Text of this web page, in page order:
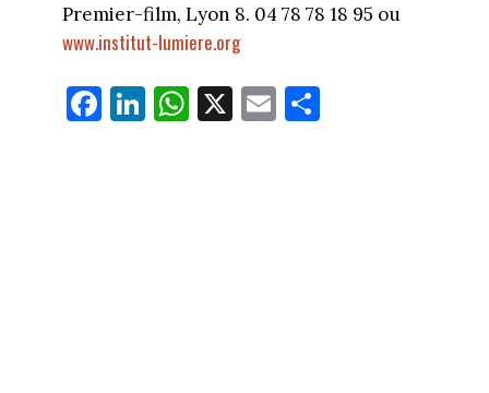
Premier-film, Lyon 8. 04 78 78 18 95 ou
www.institut-lumiere.org
Fa
ce
Li
nk
W
ha
X E
m
Pa